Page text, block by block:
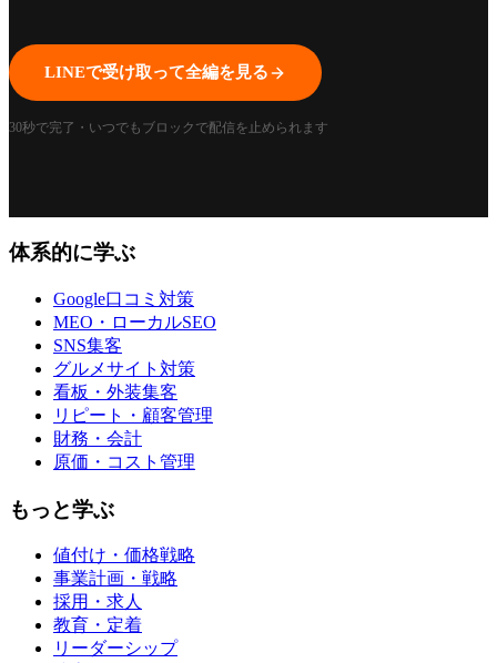
LINEで受け取って全編を見る
30秒で完了・いつでもブロックで配信を止められます
体系的に学ぶ
Google口コミ対策
MEO・ローカルSEO
SNS集客
グルメサイト対策
看板・外装集客
リピート・顧客管理
財務・会計
原価・コスト管理
もっと学ぶ
値付け・価格戦略
事業計画・戦略
採用・求人
教育・定着
リーダーシップ